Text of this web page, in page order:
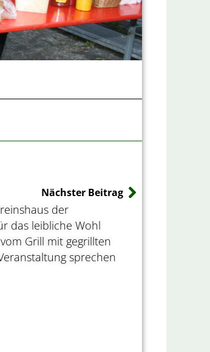
Nächster BeitragNächster
der
das leibliche Wohl
Grill mit gegrillten
sprechen